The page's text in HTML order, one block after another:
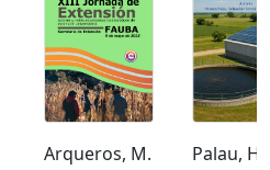
Arqueros, M.
Palau, H.;